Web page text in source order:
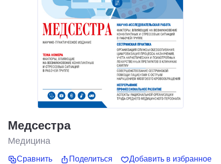
Медсестра
Медицина
Сравнить Поделиться Добавить в избранное